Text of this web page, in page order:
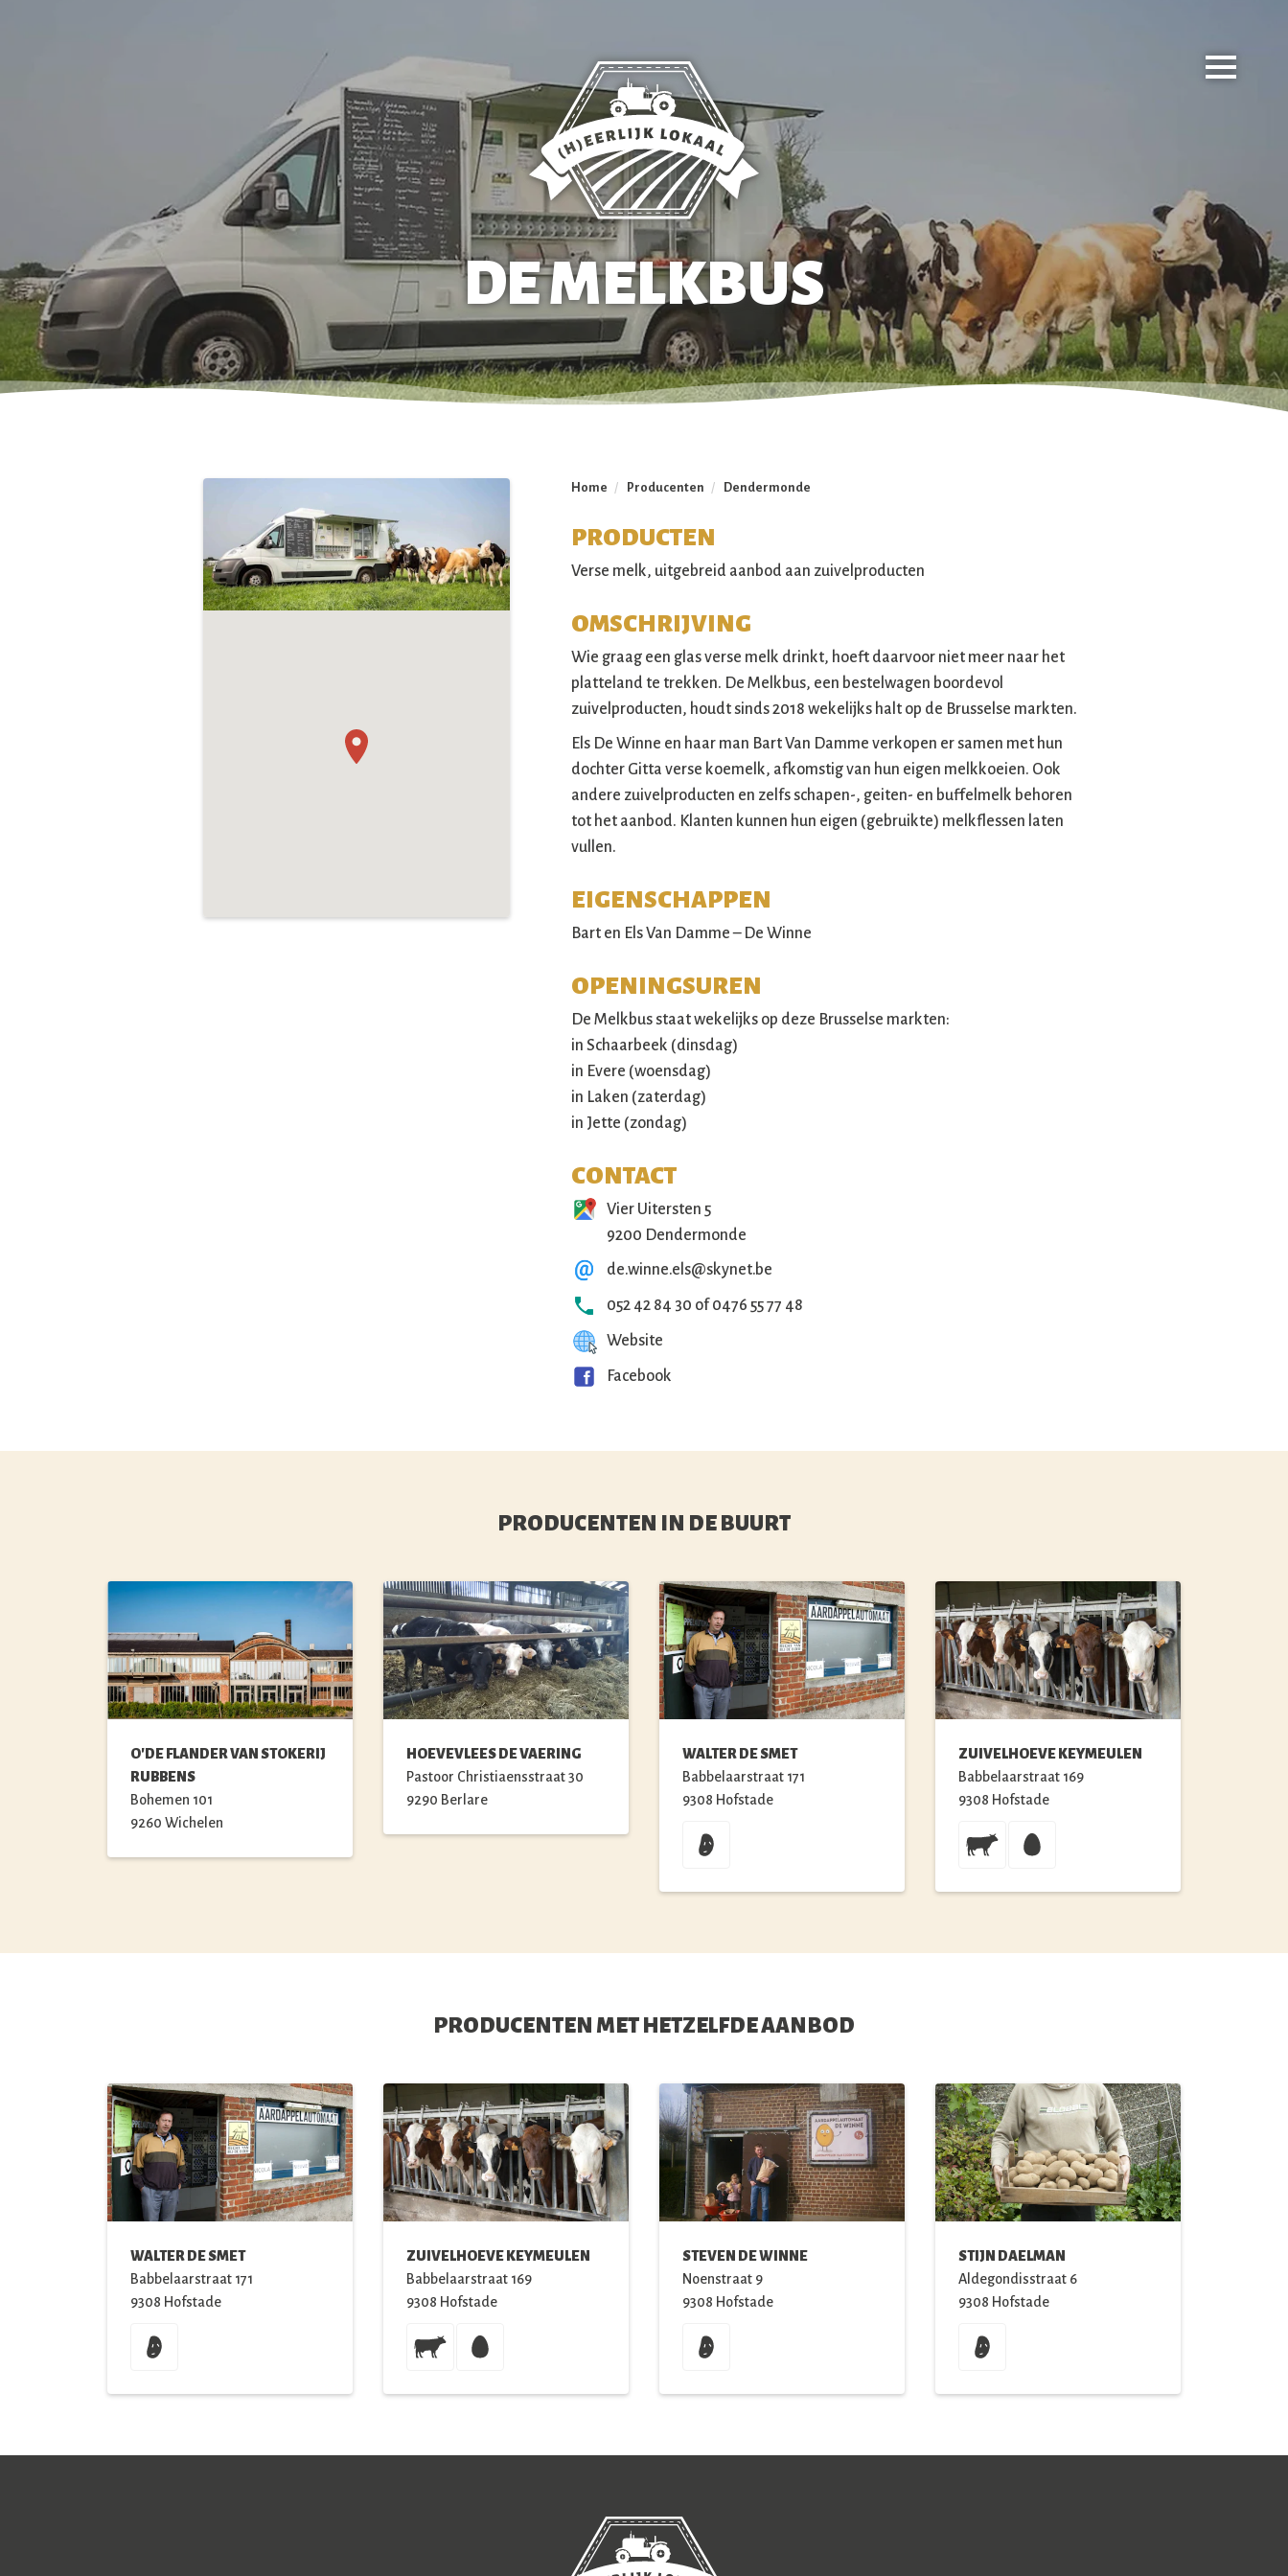
DE MELKBUS
Home / Producenten / Dendermonde
PRODUCTEN
Verse melk, uitgebreid aanbod aan zuivelproducten
OMSCHRIJVING
Wie graag een glas verse melk drinkt, hoeft daarvoor niet meer naar het
platteland te trekken. De Melkbus, een bestelwagen boordevol
zuivelproducten, houdt sinds 2018 wekelijks halt op de Brusselse markten.
Els De Winne en haar man Bart Van Damme verkopen er samen met hun
dochter Gitta verse koemelk, afkomstig van hun eigen melkkoeien. Ook
andere zuivelproducten en zelfs schapen-, geiten- en buffelmelk behoren
tot het aanbod. Klanten kunnen hun eigen (gebruikte) melkflessen laten
vullen.
EIGENSCHAPPEN
Bart en Els Van Damme – De Winne
OPENINGSUREN
De Melkbus staat wekelijks op deze Brusselse markten:
in Schaarbeek (dinsdag)
in Evere (woensdag)
in Laken (zaterdag)
in Jette (zondag)
CONTACT
Vier Uitersten 5
9200 Dendermonde
de.winne.els@skynet.be
052 42 84 30 of 0476 55 77 48
Website
Facebook
PRODUCENTEN IN DE BUURT
O'DE FLANDER VAN STOKERIJ
RUBBENS
Bohemen 101
9260 Wichelen
HOEVEVLEES DE VAERING
Pastoor Christiaensstraat30
9290 Berlare
WALTER DE SMET
Babbelaarstraat 171
9308 Hofstade
ZUIVELHOEVE KEYMEULEN
Babbelaarstraat 169
9308 Hofstade
PRODUCENTEN MET HETZELFDE AANBOD
WALTER DE SMET
Babbelaarstraat 171
9308 Hofstade
ZUIVELHOEVE KEYMEULEN
Babbelaarstraat 169
9308 Hofstade
STEVEN DE WINNE
Noenstraat 9
9308 Hofstade
STIJN DAELMAN
Aldegondisstraat 6
9308 Hofstade